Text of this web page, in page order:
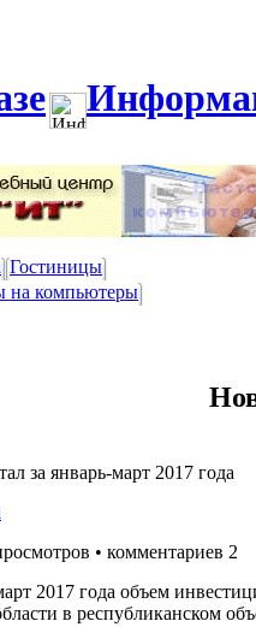
Гостиницы
на компьютеры
за январь-март 2017 года
• комментариев 2
2017 года объем
в республиканском